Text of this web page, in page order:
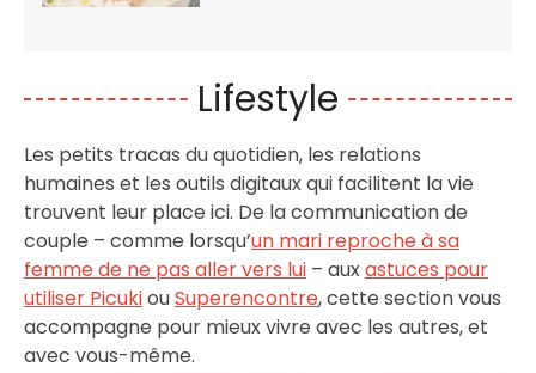
Lifestyle
Les petits tracas du quotidien, les relations
humaines et les outils digitaux qui facilitent la vie
trouvent leur place ici. De la communication de
couple – comme lorsqu’un mari reproche à sa
femme de ne pas aller vers lui – auxastuces pour
utiliser PicukiouSuperencontre, cette section vous
accompagne pour mieux vivre avec les autres, et
avec vous-même.